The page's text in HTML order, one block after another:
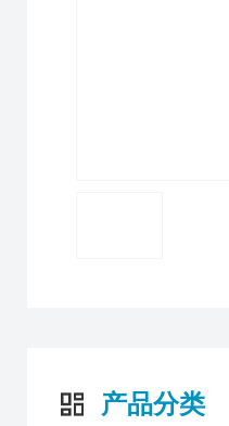
产品分类